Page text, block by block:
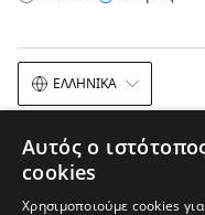
ΕΛΛΗΝΙΚΆ
Αυτός ο
cookies
Χρησιμοποιούμε cookies